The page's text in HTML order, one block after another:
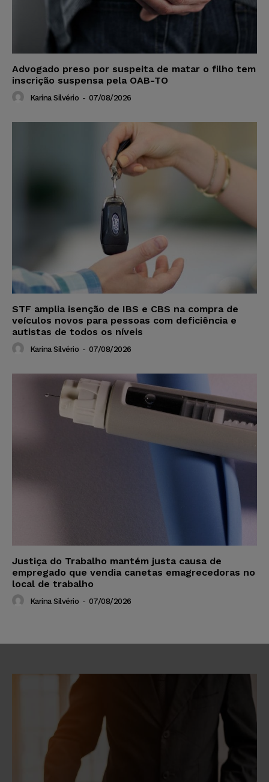
Advogado preso por suspeita de matar o filho tem
inscrição suspensa pela OAB-TO
Karina Silvério - 07/08/2026
STF amplia isenção de IBS e CBS na compra de
veículos novos para pessoas com deficiência e
autistas de todos os níveis
Karina Silvério - 07/08/2026
Justiça do Trabalho mantém justa causa de
empregado que vendia canetas emagrecedoras no
local de trabalho
Karina Silvério - 07/08/2026